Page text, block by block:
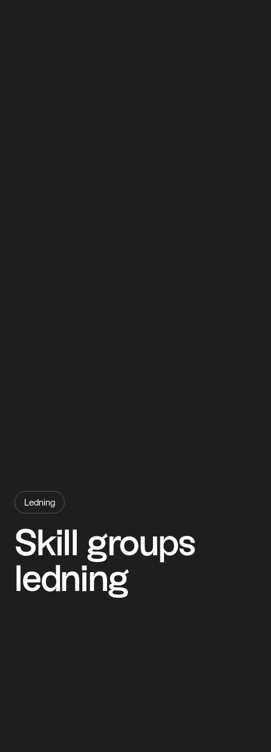
Ledning
Skill
groups
ledning